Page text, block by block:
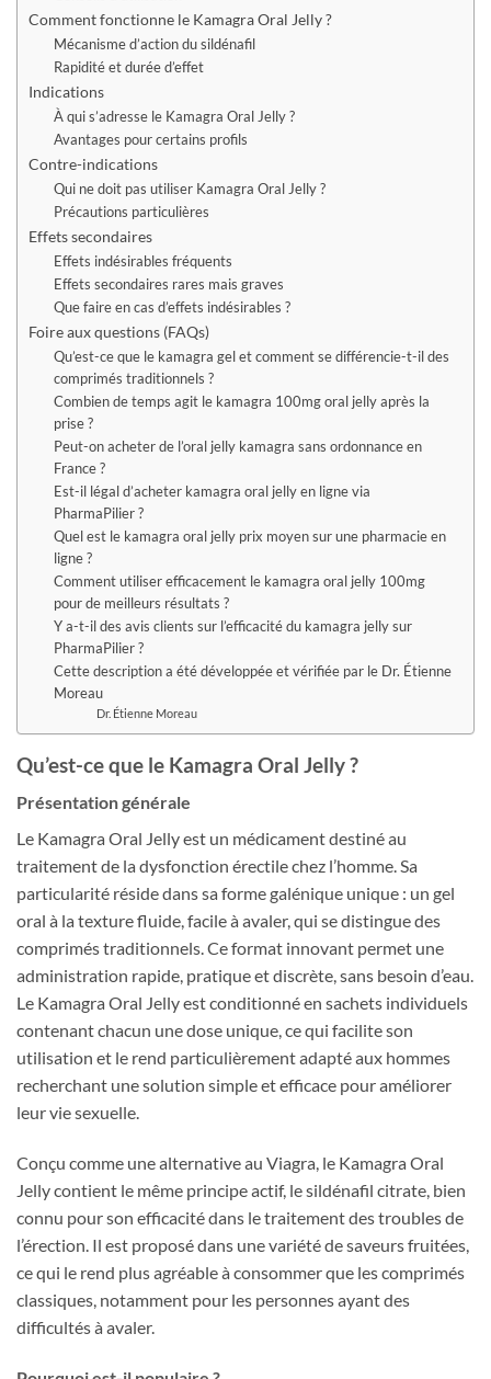
Comment fonctionne le Kamagra Oral Jelly ?
Mécanisme d’action du sildénafil
Rapidité et durée d’effet
Indications
À qui s’adresse le Kamagra Oral Jelly ?
Avantages pour certains profils
Contre-indications
Qui ne doit pas utiliser Kamagra Oral Jelly ?
Précautions particulières
Effets secondaires
Effets indésirables fréquents
Effets secondaires rares mais graves
Que faire en cas d’effets indésirables ?
Foire aux questions (FAQs)
Qu’est-ce que le kamagra gel et comment se différencie-t-il des
comprimés traditionnels ?
Combien de temps agit le kamagra 100mg oral jelly après la
prise ?
Peut-on acheter de l’oral jelly kamagra sans ordonnance en
France ?
Est-il légal d’acheter kamagra oral jelly en ligne via
PharmaPilier ?
Quel est le kamagra oral jelly prix moyen sur une pharmacie en
ligne ?
Comment utiliser efficacement le kamagra oral jelly 100mg
pour de meilleurs résultats ?
Y a-t-il des avis clients sur l’efficacité du kamagra jelly sur
PharmaPilier ?
Cette description a été développée et vérifiée par le Dr. Étienne
Moreau
Dr. Étienne Moreau
Qu’est-ce que le Kamagra Oral Jelly ?
Présentation générale
Le Kamagra Oral Jelly est un médicament destiné au
traitement de la dysfonction érectile chez l’homme. Sa
particularité réside dans sa forme galénique unique : un gel
oral à la texture fluide, facile à avaler, qui se distingue des
comprimés traditionnels. Ce format innovant permet une
administration rapide, pratique et discrète, sans besoin d’eau.
Le Kamagra Oral Jelly est conditionné en sachets individuels
contenant chacun une dose unique, ce qui facilite son
utilisation et le rend particulièrement adapté aux hommes
recherchant une solution simple et efficace pour améliorer
leur vie sexuelle.
Conçu comme une alternative au Viagra, le Kamagra Oral
Jelly contient le même principe actif, le sildénafil citrate, bien
connu pour son efficacité dans le traitement des troubles de
l’érection. Il est proposé dans une variété de saveurs fruitées,
ce qui le rend plus agréable à consommer que les comprimés
classiques, notamment pour les personnes ayant des
difficultés à avaler.